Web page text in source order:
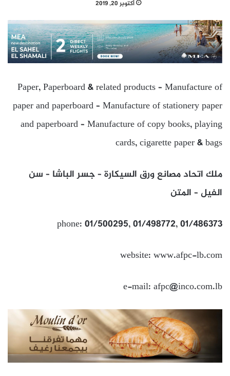
أكتوبر 20, 2019
Paper, Paperboard & related products – Manufacture of
paper and paperboard – Manufacture of stationery paper
and paperboard – Manufacture of copy books, playing
cards, cigarette paper & bags
ملك اتحاد مصانع ورق السيكارة – جسر الباشا – سن
الفيل – المتن
phone: 01/500295, 01/498772, 01/486373
website: www.afpc-lb.com
e-mail: afpc@inco.com.lb